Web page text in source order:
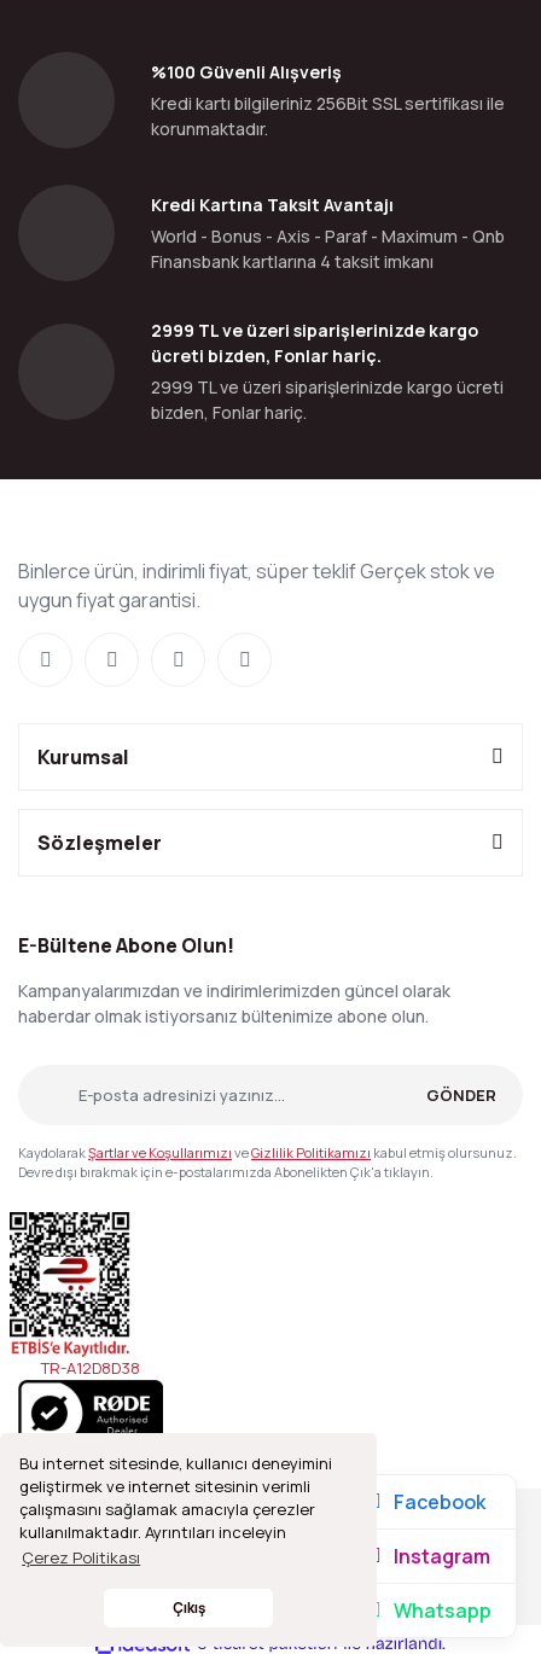
Bu internet sitesinde, kullanıcı deneyimini
geliştirmek ve internet sitesinin verimli
çalışmasını sağlamak amacıyla çerezler
kullanılmaktadır. Ayrıntıları inceleyin
Çerez Politikası
Çıkış
%100 Güvenli Alışveriş
Kredi kartı bilgileriniz 256Bit SSL sertifikası ile
korunmaktadır.
Kredi Kartına Taksit Avantajı
World - Bonus - Axis - Paraf - Maximum - Qnb
Finansbank kartlarına 4 taksit imkanı
2999 TL ve üzeri siparişlerinizde kargo
ücreti bizden, Fonlar hariç.
2999 TL ve üzeri siparişlerinizde kargo ücreti
bizden, Fonlar hariç.
Binlerce ürün, indirimli fiyat, süper teklif Gerçek stok ve
uygun fiyat garantisi.
Kurumsal
Sözleşmeler
E-Bültene Abone Olun!
Kampanyalarımızdan ve indirimlerimizden güncel olarak
haberdar olmak istiyorsanız bültenimize abone olun.
GÖNDER
KaydolarakŞartlar ve Koşullarımızı veGizlilik Politikamızı kabul etmiş olursunuz.
Devre dışı bırakmak için e-postalarımızda Abonelikten Çık'a tıklayın.
TR-A12D8D38
2021© Refleks Fotoğrafçılık, Tüm Hakları Saklıdır.
Facebook
Instagram
Whatsapp
ideasoft e-